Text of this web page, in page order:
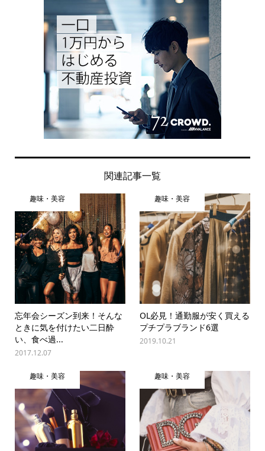
関連記事一覧
趣味・美容
忘年会シーズン到来！そんな
ときに気を付けたい二日酔
い、食べ過...
2017.12.07
趣味・美容
OL必見！通勤服が安く買える
プチプラブランド6選
2019.10.21
趣味・美容 趣味・美容